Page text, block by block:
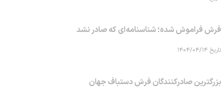
فرش فراموش شده؛ شناسنامه‌ای که صادر نشد
تاریخ ۱۴۰۴/۰۴/۱۴
بزرگترین صادرکنندگان فرش دستباف جهان